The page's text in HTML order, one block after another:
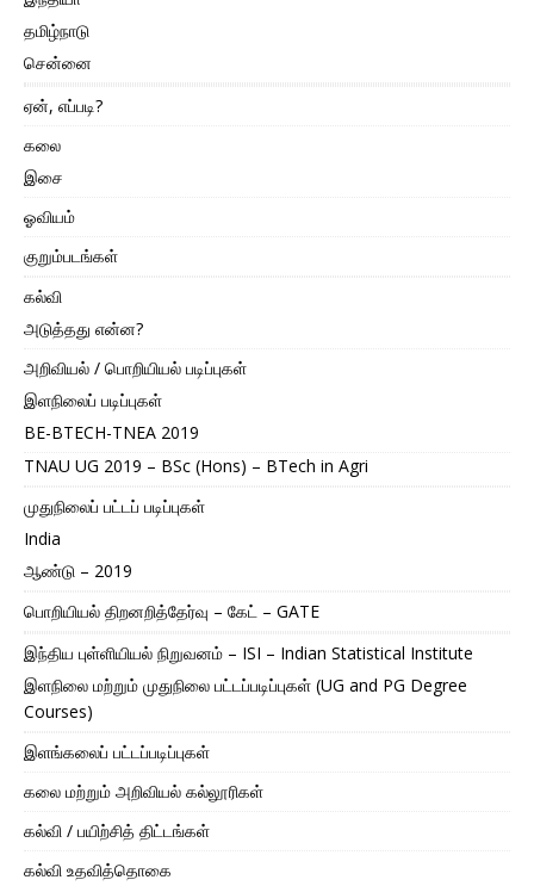
தமிழ்நாடு
சென்னை
ஏன், எப்படி?
கலை
இசை
ஓவியம்
குறும்படங்கள்
கல்வி
அடுத்தது என்ன?
அறிவியல் / பொறியியல் படிப்புகள்
இளநிலைப் படிப்புகள்
BE-BTECH-TNEA 2019
TNAU UG 2019 – BSc (Hons) – BTech in Agri
முதுநிலைப் பட்டப் படிப்புகள்
India
ஆண்டு – 2019
பொறியியல் திறனறித்தேர்வு – கேட் – GATE
இந்திய புள்ளியியல் நிறுவனம் – ISI – Indian Statistical Institute
இளநிலை மற்றும் முதுநிலை பட்டப்படிப்புகள் (UG and PG Degree
Courses)
இளங்கலைப் பட்டப்படிப்புகள்
கலை மற்றும் அறிவியல் கல்லூரிகள்
கல்வி / பயிற்சித் திட்டங்கள்
கல்வி உதவித்தொகை